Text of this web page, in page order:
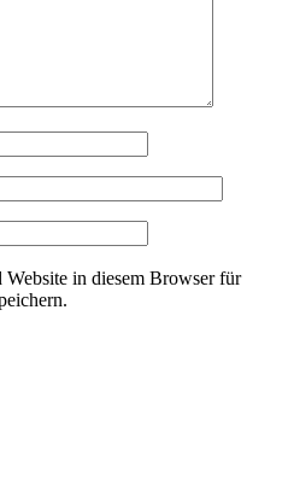
in diesem Browser für